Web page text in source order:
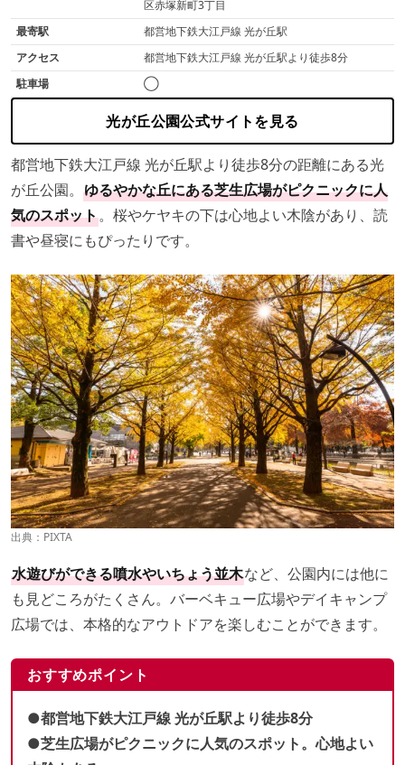
区赤塚新町3丁目
最寄駅
都営地下鉄大江戸線 光が丘駅
アクセス
都営地下鉄大江戸線 光が丘駅より徒歩8分
駐車場
◯
光が丘公園公式サイトを見る
都営地下鉄大江戸線 光が丘駅より徒歩8分の距離にある光
が丘公園。 ゆるやかな丘にある芝生広場がピクニックに人
気のスポット。桜やケヤキの下は心地よい木陰があり、読
書や昼寝にもぴったりです。
出典：PIXTA
水遊びができる噴水やいちょう並木など、公園内には他に
も見どころがたくさん。バーベキュー広場やデイキャンプ
広場では、本格的なアウトドアを楽しむことができます。
おすすめポイント
●都営地下鉄大江戸線 光が丘駅より徒歩8分
●芝生広場がピクニックに人気のスポット。心地よい